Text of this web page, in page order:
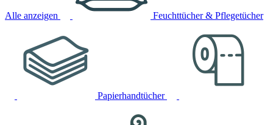
Alle anzeigen Feuchttücher & Pflegetücher
Papierhandtücher